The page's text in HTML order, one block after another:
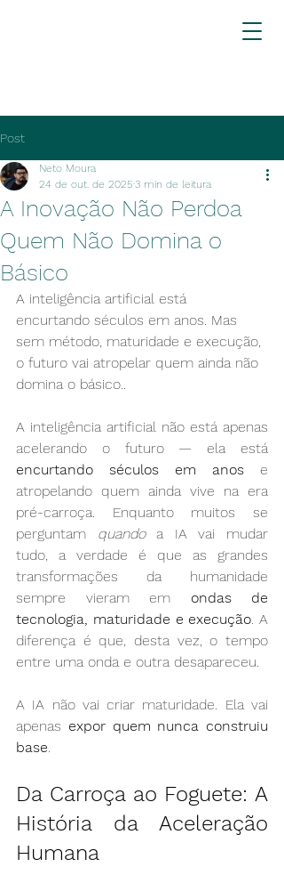
Post
A Inovação Não Perdoa
Quem Não Domina o
Básico
Neto Moura
24 de out. de 2025 3 min de leitura
A inteligência artificial está
encurtando séculos em anos. Mas
sem método, maturidade e execução,
o futuro vai atropelar quem ainda não
domina o básico..
A inteligência artificial não está apenas
acelerando o futuro — ela está
encurtando séculos em anos e
atropelando quem ainda vive na era
pré-carroça. Enquanto muitos se
perguntam quando a IA vai mudar
tudo, a verdade é que as grandes
transformações da humanidade
sempre vieram em ondas de
tecnologia, maturidade e execução. A
diferença é que, desta vez, o tempo
entre uma onda e outra desapareceu.
A IA não vai criar maturidade. Ela vai
apenas expor quem nunca construiu
base.
Da Carroça ao Foguete: A
História da Aceleração
Humana